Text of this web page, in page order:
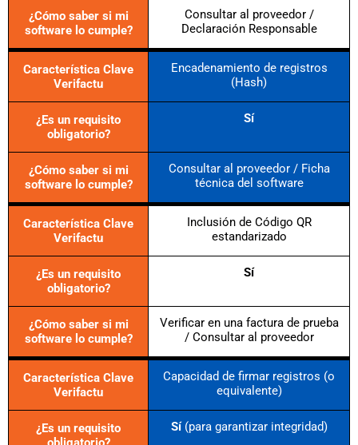
¿Cómo saber si mi
software lo cumple?
Consultar al proveedor /
Declaración Responsable
Característica Clave
Verifactu
Encadenamiento de registros
(Hash)
¿Es un requisito
obligatorio?
Sí
¿Cómo saber si mi
software lo cumple?
Consultar al proveedor / Ficha
técnica del software
Característica Clave
Verifactu
Inclusión de Código QR
estandarizado
¿Es un requisito
obligatorio?
Sí
¿Cómo saber si mi
software lo cumple?
Verificar en una factura de prueba
/ Consultar al proveedor
Característica Clave
Verifactu
Capacidad de firmar registros (o
equivalente)
¿Es un requisito
Sí(para garantizar integridad)